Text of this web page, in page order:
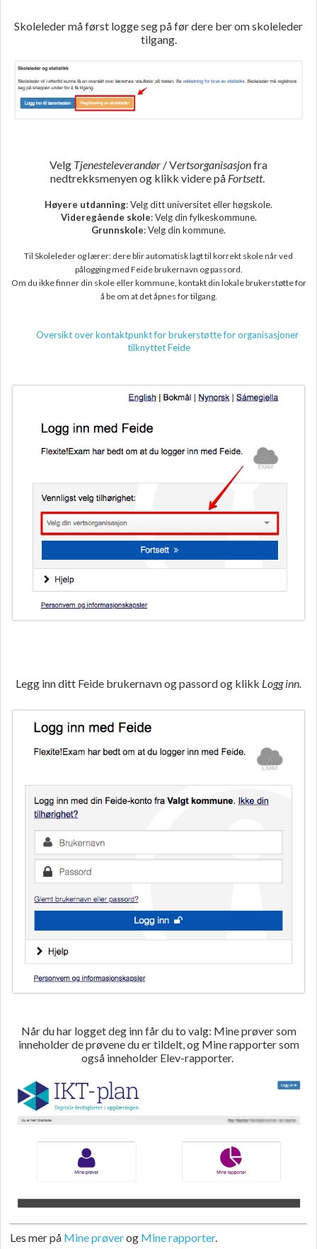
Skoleleder må først logge seg på før dere ber om skoleleder
tilgang.
Velg Tjenesteleverandør / Vertsorganisasjonfra
nedtrekksmenyen og klikk videre på Fortsett.
Høyere utdanning: Velg ditt universitet eller høgskole.
Videregående skole: Velg din fylkeskommune.
Grunnskole: Velg din kommune.
Til Skoleleder og lærer: dere blir automatisk lagt til korrekt skole når ved
pålogging med Feide brukernavn og passord.
Om du ikke finner din skole eller kommune, kontakt din lokale brukerstøtte for
å be om at det åpnes for tilgang.
Oversikt over kontaktpunkt for brukerstøtte for organisasjoner
tilknyttet Feide
Legg inn ditt Feide brukernavn og passord og klikk Logg inn.
Når du har logget deg inn får du to valg: Mine prøver som
inneholder de prøvene du er tildelt, og Mine rapporter som
også inneholder Elev-rapporter.
Les mer på Mine prøverog Mine rapporter.